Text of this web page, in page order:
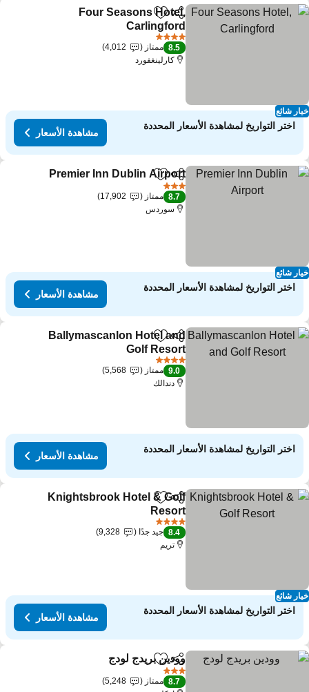
شائع
مشاركةAdd to favorites
Four Seasons Hotel,
Carlingford
مشاهدة الأسعار
8.5 ممتاز
4,012
كارلينغفورد
اختر التواريخ لمشاهدة الأسعار المحددة
مشاهدة الأسعار
شائع
مشاركةAdd to favorites
Premier Inn Dublin Airport
8.7 ممتاز
17,902
سوردس
اختر التواريخ لمشاهدة الأسعار المحددة
مشاهدة الأسعار
مشاركةAdd to favorites
Ballymascanlon Hotel and
Golf Resort
مشاهدة الأسعار
9.0 ممتاز
5,568
دندالك
اختر التواريخ لمشاهدة الأسعار المحددة
مشاهدة الأسعار
شائع
مشاركةAdd to favorites
Knightsbrook Hotel & Golf
Resort
مشاهدة الأسعار
8.4 جيد جدًا
9,328
تريم
اختر التواريخ لمشاهدة الأسعار المحددة
مشاهدة الأسعار
مشاركةAdd to favorites
وودين بريدج لودج
8.7 ممتاز
5,248